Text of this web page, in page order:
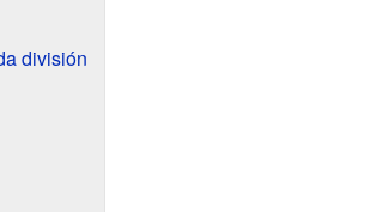
división